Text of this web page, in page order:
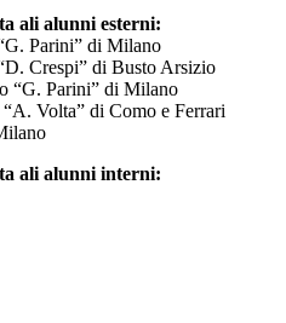
ali alunni esterni:
Parini” di Milano
Crespi” di Busto Arsizio
“G. Parini” di Milano
Volta” di Como e Ferrari
ali alunni interni: